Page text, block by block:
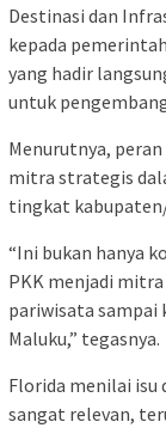
Destinasi dan
kepada
yang hadir
untuk
Menurutnya,
mitra strategis
tingkat
“Ini bukan hanya
PKK menjadi
pariwisata sampai
Maluku,” tegasnya.
Florida menilai isu
sangat relevan,